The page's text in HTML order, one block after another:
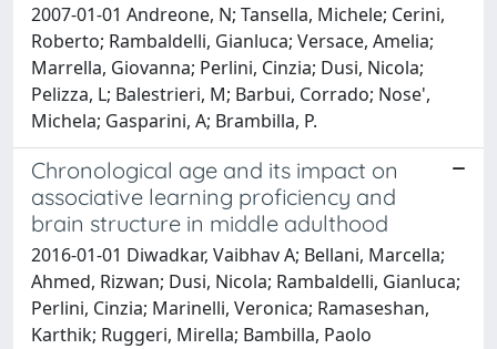
2007-01-01 Andreone, N; Tansella, Michele; Cerini,
Roberto; Rambaldelli, Gianluca; Versace, Amelia;
Marrella, Giovanna; Perlini, Cinzia; Dusi, Nicola;
Pelizza, L; Balestrieri, M; Barbui, Corrado; Nose',
Michela; Gasparini, A; Brambilla, P.
Chronological age and its impact on
associative learning proficiency and
brain structure in middle adulthood
2016-01-01 Diwadkar, Vaibhav A; Bellani, Marcella;
Ahmed, Rizwan; Dusi, Nicola; Rambaldelli, Gianluca;
Perlini, Cinzia; Marinelli, Veronica; Ramaseshan,
Karthik; Ruggeri, Mirella; Bambilla, Paolo